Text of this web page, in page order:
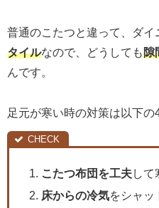
普通のこたつと違って、ダイ
タイルなので、どうしても隙
んです。
足元が寒い時の対策は以下の
こたつ布団を工夫して
床からの冷気をシャッ